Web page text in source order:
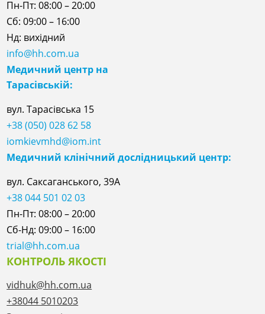
Пн-Пт: 08:00 – 20:00
Сб: 09:00 – 16:00
Нд: вихідний
info@hh.com.ua
Медичний центр на
Тарасівській:
вул. Тарасівська 15
+38 (050) 028 62 58
iomkievmhd@iom.int
Медичний клінічний дослідницький центр:
вул. Саксаганського, 39А
+38 044 501 02 03
Пн-Пт: 08:00 – 20:00
Сб-Нд: 09:00 – 16:00
trial@hh.com.ua
КОНТРОЛЬ ЯКОСТІ
vidhuk@hh.com.ua
+38044 5010203